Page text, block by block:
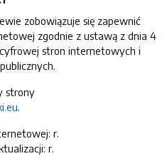
zobowiązuje się zapewnić
zgodnie z ustawą z dnia 4
stron internetowych i
strony
.
r.
r.